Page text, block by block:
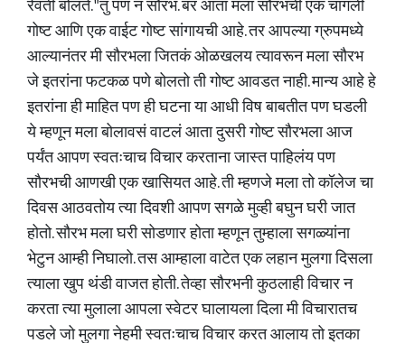
रेवती बोलते. "तु पण न सौरभ. बरं आता मला सौरभची एक चांगली
गोष्ट आणि एक वाईट गोष्ट सांगायची आहे. तर आपल्या ग्रुपमध्ये
आल्यानंतर मी सौरभला जितकं ओळखलय त्यावरून मला सौरभ
जे इतरांना फटकळ पणे बोलतो ती गोष्ट आवडत नाही. मान्य आहे हे
इतरांना ही माहित पण ही घटना या आधी विष बाबतीत पण घडली
ये म्हणून मला बोलावसं वाटलं आता दुसरी गोष्ट सौरभला आज
पर्यंत आपण स्वतःचाच विचार करताना जास्त पाहिलंय पण
सौरभची आणखी एक खासियत आहे. ती म्हणजे मला तो कॉलेज चा
दिवस आठवतोय त्या दिवशी आपण सगळे मुव्ही बघुन घरी जात
होतो. सौरभ मला घरी सोडणार होता म्हणून तुम्हाला सगळ्यांना
भेटुन आम्ही निघालो. तस आम्हाला वाटेत एक लहान मुलगा दिसला
त्याला खुप थंडी वाजत होती. तेव्हा सौरभनी कुठलाही विचार न
करता त्या मुलाला आपला स्वेटर घालायला दिला मी विचारातच
पडले जो मुलगा नेहमी स्वतःचाच विचार करत आलाय तो इतका